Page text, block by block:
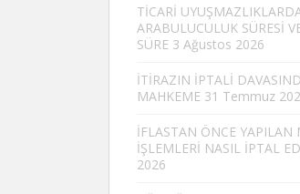
TİCARİ
ARABULUCULUK SÜRESİ
SÜRE 3 Ağustos 2026
İTİRAZIN İPTALİ
MAHKEME 31 Temmuz
İFLASTAN ÖNCE YAPILAN
İŞLEMLERİ NASIL İPTAL
2026